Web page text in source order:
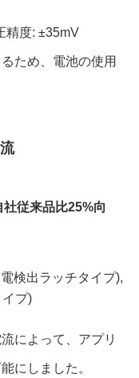
精度: ±35mV
ため、電池の使用
社従来品比25%向
検出ラッチタイプ),
プ)
によって、アプリ
にしました。